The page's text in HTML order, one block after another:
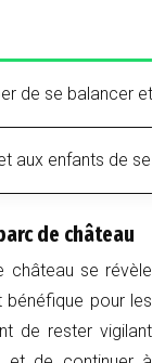
de se balancer et
aux enfants de se
de château
château se révèle
pour les
de rester vigilant